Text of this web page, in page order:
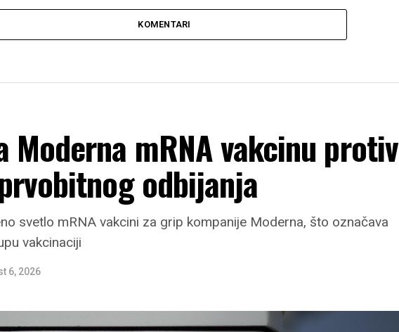
KOMENTARI
Moderna mRNA vakcinu protiv
odbijanja
svetlo mRNA vakcini za grip kompanije Moderna, što označava
vakcinaciji
6, 2026